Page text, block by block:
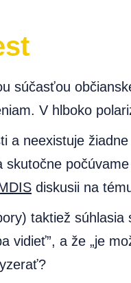
súčasťou
V hlboko
a neexistuje
diskusii na
taktiež
vidieť”, a že „je